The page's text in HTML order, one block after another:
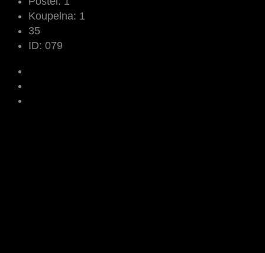
Koupelna: 1
35
ID: 079